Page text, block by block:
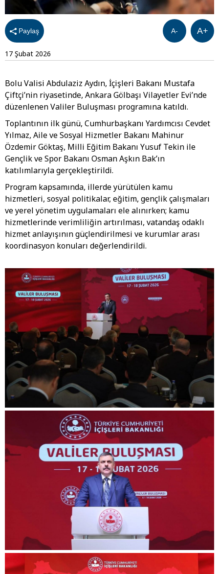
Paylaş A+
A-
17 Şubat 2026
Bolu Valisi Abdulaziz Aydın, İçişleri Bakanı Mustafa
Çiftçi’nin riyasetinde, Ankara Gölbaşı Vilayetler Evi’nde
düzenlenen Valiler Buluşması programına katıldı.
Toplantının ilk günü, Cumhurbaşkanı Yardımcısı Cevdet
Yılmaz, Aile ve Sosyal Hizmetler Bakanı Mahinur
Özdemir Göktaş, Milli Eğitim Bakanı Yusuf Tekin ile
Gençlik ve Spor Bakanı Osman Aşkın Bak’ın
katılımlarıyla gerçekleştirildi.
Program kapsamında, illerde yürütülen kamu
hizmetleri, sosyal politikalar, eğitim, gençlik çalışmaları
ve yerel yönetim uygulamaları ele alınırken; kamu
hizmetlerinde verimliliğin artırılması, vatandaş odaklı
hizmet anlayışının güçlendirilmesi ve kurumlar arası
koordinasyon konuları değerlendirildi.